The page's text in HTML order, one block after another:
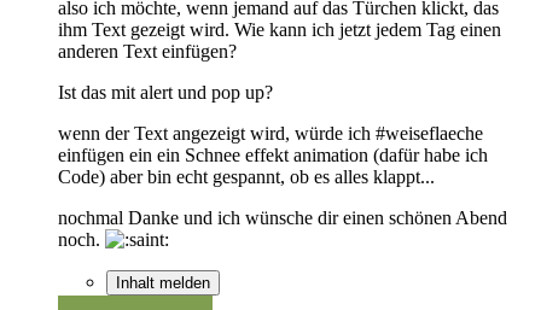
also ich möchte, wenn jemand auf das Türchen klickt, das
ihm Text gezeigt wird. Wie kann ich jetzt jedem Tag einen
anderen Text einfügen?
Ist das mit alert und pop up?
wenn der Text angezeigt wird, würde ich #weiseflaeche
einfügen ein ein Schnee effekt animation (dafür habe ich
Code) aber bin echt gespannt, ob es alles klappt...
nochmal Danke und ich wünsche dir einen schönen Abend
noch.
Inhalt melden